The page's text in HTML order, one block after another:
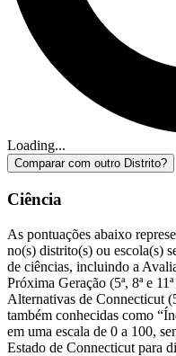
Loading...
Comparar com outro Distrito?
Ciência
As pontuações abaixo
no(s) distrito(s) ou escola(s)
de ciências, incluindo a
Próxima Geração (5ª, 8ª e
Alternativas de Connecticut
também conhecidas como
em uma escala de 0 a 100,
Estado de Connecticut para